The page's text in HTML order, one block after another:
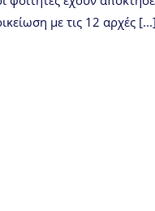
με τις 12 αρχές [...]